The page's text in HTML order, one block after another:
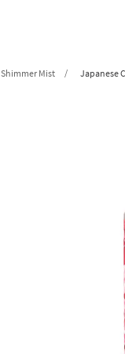
Shimmer Mist Japanese